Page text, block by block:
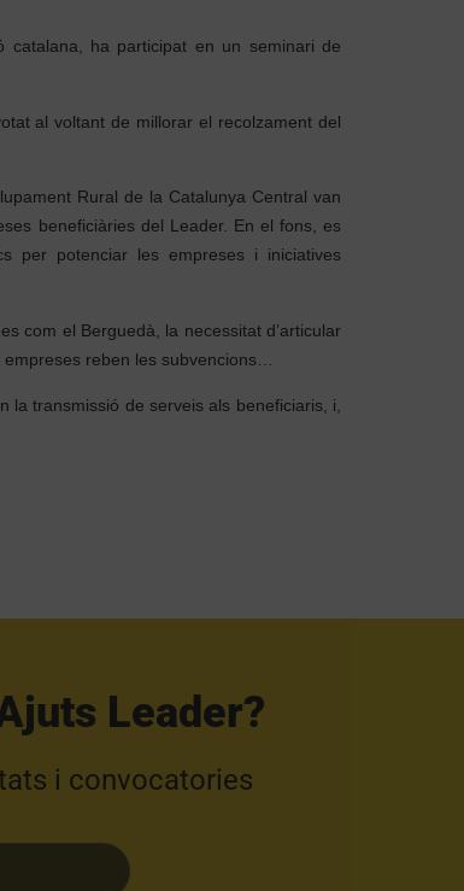
catalana, ha participat en un seminari de
al voltant de millorar el recolzament del
Rural de la Catalunya Central van
beneficiàries del Leader. En el fons, es
per potenciar les empreses i iniciatives
com el Berguedà, la necessitat d’articular
reben les subvencions…
transmissió de serveis als beneficiaris, i,
Leader?​
i convocatories